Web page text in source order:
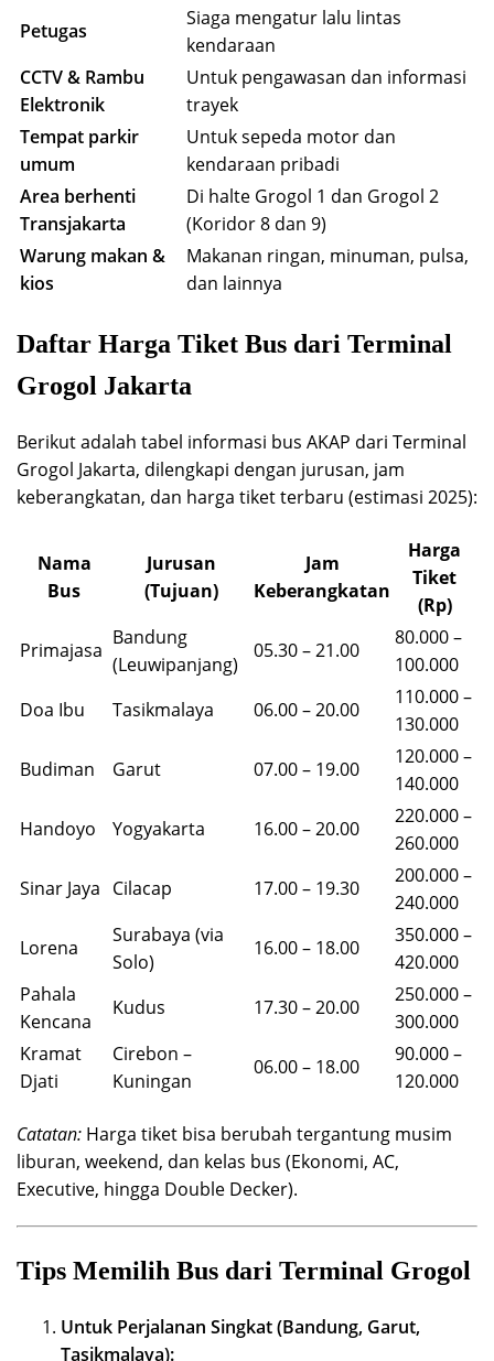
Petugas
Siaga mengatur lalu lintas
kendaraan
CCTV & Rambu
Elektronik
Untuk pengawasan dan informasi
trayek
Tempat parkir
umum
Untuk sepeda motor dan
kendaraan pribadi
Area berhenti
Transjakarta
Di halte Grogol 1 dan Grogol 2
(Koridor 8 dan 9)
Warung makan &
kios
Makanan ringan, minuman, pulsa,
dan lainnya
Daftar Harga Tiket Bus dari Terminal
Grogol Jakarta
Berikut adalah tabel informasi bus AKAP dari Terminal
Grogol Jakarta, dilengkapi dengan jurusan, jam
keberangkatan, dan harga tiket terbaru (estimasi 2025):
Nama
Bus
Jurusan
(Tujuan)
Jam
Keberangkatan
Harga
Tiket
(Rp)
Primajasa
Bandung
(Leuwipanjang)
05.30 – 21.00
80.000 –
100.000
Doa Ibu
Tasikmalaya 06.00 – 20.00
110.000 –
130.000
Budiman
Garut 07.00 – 19.00
120.000 –
140.000
Handoyo
Yogyakarta 16.00 – 20.00
220.000 –
260.000
Sinar Jaya Cilacap 17.00 – 19.30
200.000 –
240.000
Lorena
Surabaya (via
Solo)
16.00 – 18.00
350.000 –
420.000
Pahala
Kencana
Kudus 17.30 – 20.00
250.000 –
300.000
Kramat
Djati
Cirebon –
Kuningan
06.00 – 18.00
90.000 –
120.000
Catatan: Harga tiket bisa berubah tergantung musim
liburan, weekend, dan kelas bus (Ekonomi, AC,
Executive, hingga Double Decker).
Tips Memilih Bus dari Terminal Grogol
Untuk Perjalanan Singkat (Bandung, Garut,
Tasikmalaya):